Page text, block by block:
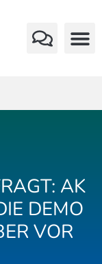
AK
DEMO
VOR